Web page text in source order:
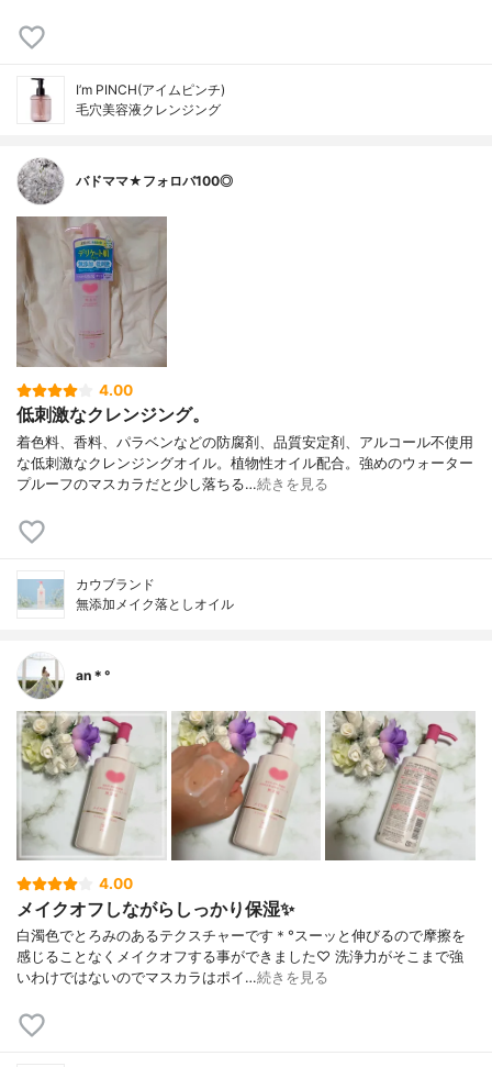
I’m PINCH(アイムピンチ)
毛穴美容液クレンジング
バドママ★フォロバ100◎
4.00
低刺激なクレンジング。
着色料、香料、パラベンなどの防腐剤、品質安定剤、アルコール不使用
な低刺激なクレンジングオイル。植物性オイル配合。強めのウォーター
プルーフのマスカラだと少し落ちる…続きを見る
カウブランド
無添加メイク落としオイル
an＊°
4.00
メイクオフしながらしっかり保湿✨
白濁色でとろみのあるテクスチャーです＊°スーッと伸びるので摩擦を
感じることなくメイクオフする事ができました♡ 洗浄力がそこまで強
いわけではないのでマスカラはポイ…続きを見る